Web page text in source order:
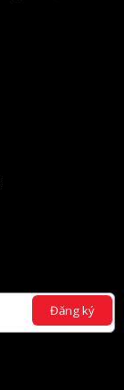
Đăng ký